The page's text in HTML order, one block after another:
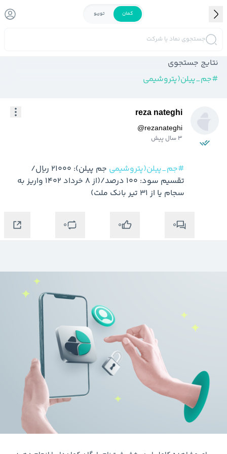
کمان توربو
جستجوی نماد یا شرکت
نتایج جستجوی
#جم_پیلن(پتروشیمی
reza nateghi
@rezanateghi
3 سال پیش
#جم_پیلن(پتروشیمی
جم پیلن): 21000 ریال/
سجام یا از 31 تیر بانک ملت)
0
0
0